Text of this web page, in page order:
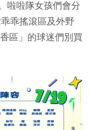
啦啦隊女孩們會分
乖搖滾區及外野
香區」的球迷們別買